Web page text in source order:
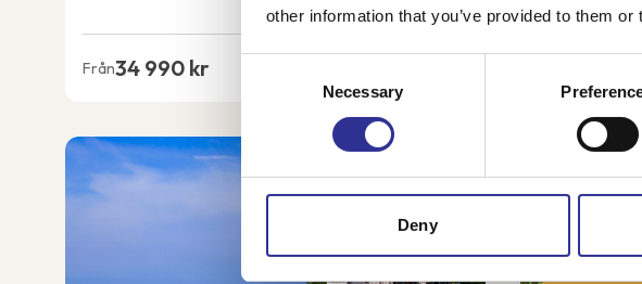
other information that you’ve provided to them
Necessary
Deny
Från34 990 kr